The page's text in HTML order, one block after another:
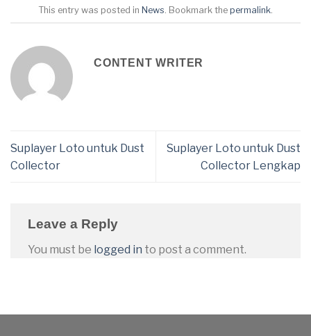
This entry was posted in News . Bookmark the permalink
CONTENT WRITER
Suplayer Loto untuk Dust
Collector
Suplayer Loto untuk Dust
Collector Lengkap
Leave a Reply
You must be logged in to post a comment.